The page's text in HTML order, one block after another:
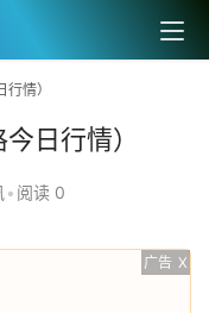
情）
日行情）
• 阅读 0
广告 X